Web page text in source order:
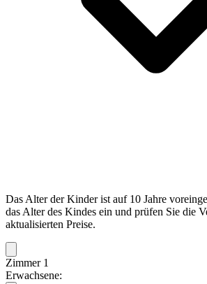
Das Alter der Kinder ist auf 10 Jahre
das Alter des Kindes ein und prüfen Sie die
aktualisierten Preise.
Zimmer 1
Erwachsene: